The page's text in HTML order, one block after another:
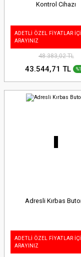
Kontrol Cihazı
ADETLİ ÖZEL FİYATLAR
ARAYINIZ
48.383,02 TL
43.544,71 TL
Adresli Kırbas
ADETLİ ÖZEL FİYATLAR
ARAYINIZ